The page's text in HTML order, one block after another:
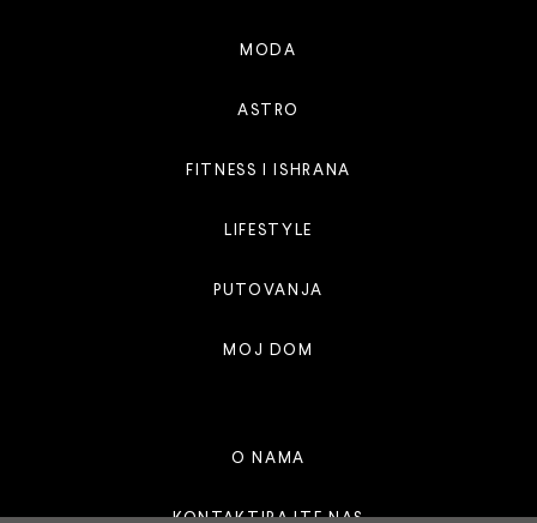
MODA
ASTRO
FITNESS I ISHRANA
LIFESTYLE
PUTOVANJA
MOJ DOM
O NAMA
KONTAKTIRAJTE NAS